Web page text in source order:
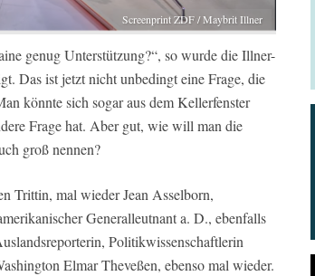
Screenprint ZDF / Maybrit Illner
genug Unterstützung?“, so wurde die Illner-
Das ist jetzt nicht unbedingt eine Frage, die
könnte sich sogar aus dem Kellerfenster
Frage hat. Aber gut, wie will man die
groß nennen?
Trittin, mal wieder Jean Asselborn,
Generalleutnant a. D., ebenfalls
Politikwissenschaftlerin
Elmar Theveßen, ebenso mal wieder.